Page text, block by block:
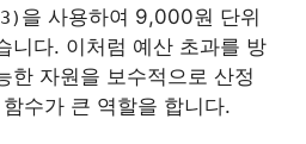
을 사용하여 9,000원 단위
니다. 이처럼 예산 초과를 방
한 자원을 보수적으로 산정
수가 큰 역할을 합니다.